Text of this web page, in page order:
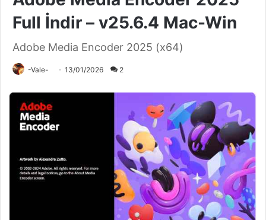
Full İndir – v25.6.4 Mac-Win
Adobe Media Encoder 2025 (x64)
-Vale- 13/01/2026 2